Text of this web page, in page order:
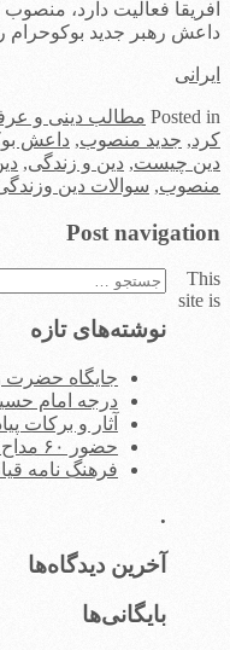
آفریقا فعالیت دارد،
داعش رهبر جدید بوکوحرام
ایرانی
Posted in مطالب دینی و
کرد, جدید منصوب, داعش
دین چیست, دین و زندگی,
منصوب, سوالات دین
Post navigation
جستجو
نوشته‌های تازه
جایگاه
درجه امام
آثار و برکات
حضور ۶۰ مداح و سخنران سرشناس در اربعین امسال
فرهنگ نامه
.
آخرین دیدگاه‌ها
بایگانی‌ها
This
site is